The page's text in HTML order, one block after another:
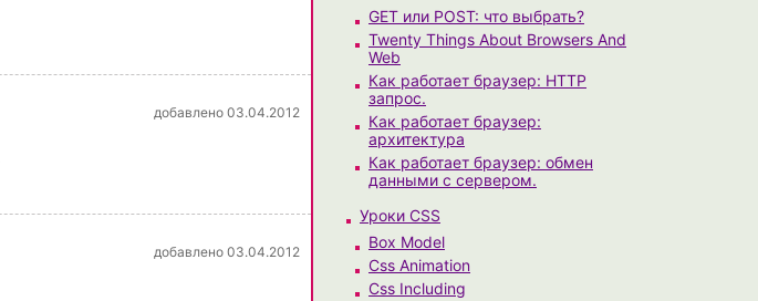
добавлено 03.04.2012
добавлено 03.04.2012
GET или POST: что выбрать?
Twenty Things About Browsers And
Web
Как работает браузер: HTTP
запрос.
Как работает браузер:
архитектура
Как работает браузер: обмен
данными с сервером.
Уроки CSS
Box Model
Css Animation
Css Including